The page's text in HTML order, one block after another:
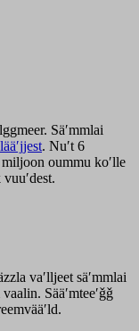
Säʹmmlai
. Nuʹt 6
miljoon oummu koʹlle
vaʹlljeet säʹmmlai
Sääʹmteeʹǧǧ